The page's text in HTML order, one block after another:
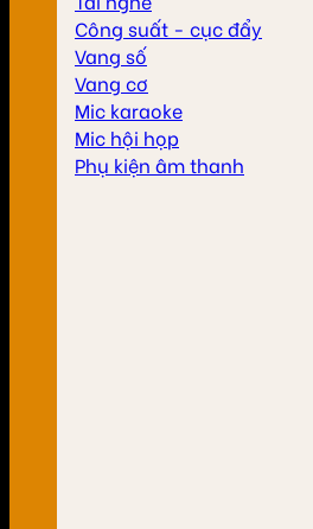
Công suất - cục đẩy
Vang số
Vang cơ
Mic karaoke
Mic hội họp
Phụ kiện âm thanh